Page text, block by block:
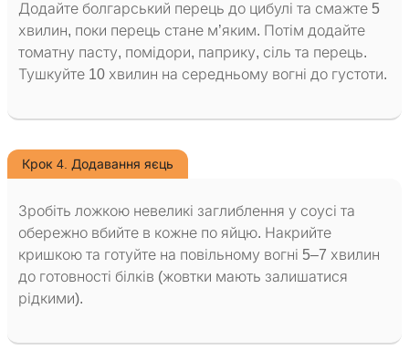
Додайте болгарський перець до цибулі та смажте 5
хвилин, поки перець стане м’яким. Потім додайте
томатну пасту, помідори, паприку, сіль та перець.
Тушкуйте 10 хвилин на середньому вогні до густоти.
Крок 4. Додавання яєць
Зробіть ложкою невеликі заглиблення у соусі та
обережно вбийте в кожне по яйцю. Накрийте
кришкою та готуйте на повільному вогні 5–7 хвилин
до готовності білків (жовтки мають залишатися
рідкими).